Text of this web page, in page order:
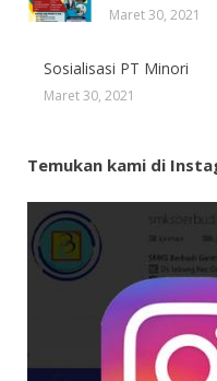
Maret 30, 2021
Sosialisasi PT Minori
Maret 30, 2021
Temukan kami di